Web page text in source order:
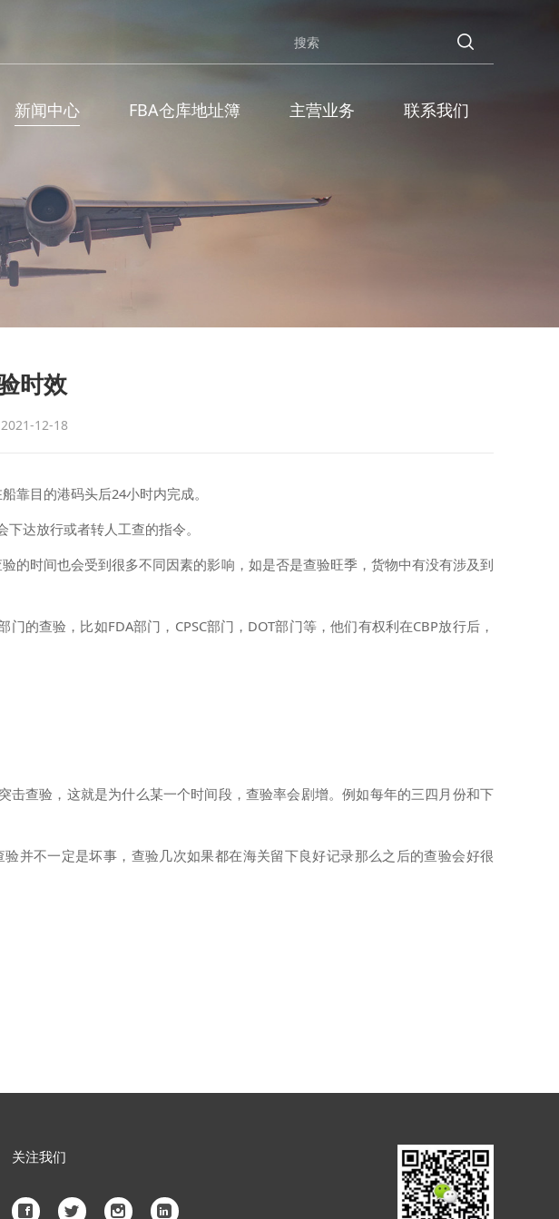
新闻中心 FBA仓库地址簿 主营业务 联系我们
时效
12-18
靠目的港码头后24小时内完成。
达放行或者转人工查的指令。
的时间也会受到很多不同因素的影响，如是否是查验旺季，货物中有没有涉及到
的查验，比如FDA部门，CPSC部门，DOT部门等，他们有权利在CBP放行后，
查验，这就是为什么某一个时间段，查验率会剧增。例如每年的三四月份和下
并不一定是坏事，查验几次如果都在海关留下良好记录那么之后的查验会好很
关注我们